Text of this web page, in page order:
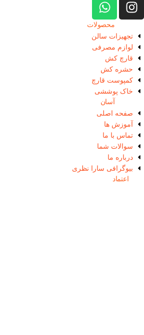
محصولات
تجهیزات سالن
لوازم مصرفی
قارچ‌ کش
حشره‌ کش
کمپوست قارچ
خاک پوششی
آسان
صفحه اصلی
آموزش ها
تماس با ما
سوالات شما
درباره ما
بیوگرافی سارا نظری
اعتماد